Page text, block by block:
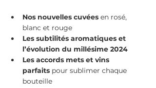
Nos nouvelles cuvées en rosé,
blanc et rouge
Les subtilités aromatiques et
l’évolution du millésime 2024
Les accords mets et vins
parfaits pour sublimer chaque
bouteille